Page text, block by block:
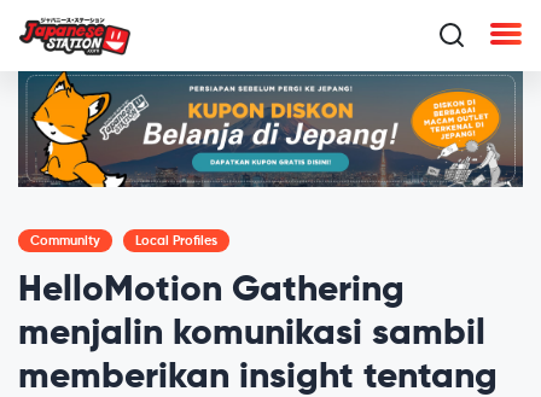
Community Local Profiles
HelloMotion Gathering
menjalin komunikasi sambil
memberikan insight tentang